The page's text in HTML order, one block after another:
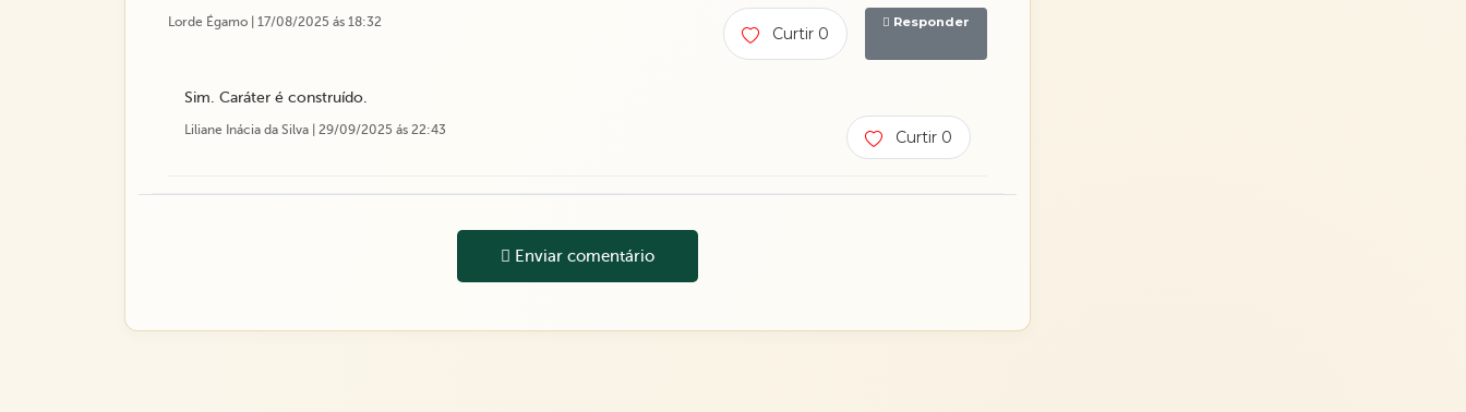
Lorde Égamo | 17/08/2025 ás 18:32
Curtir 0
Responder
Sim. Caráter é construído.
Liliane Inácia da Silva | 29/09/2025 ás 22:43 Curtir 0
Enviar comentário